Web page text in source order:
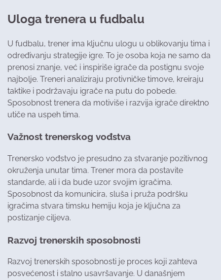
Uloga trenera u fudbalu
U fudbalu, trener ima ključnu ulogu u oblikovanju tima i
određivanju strategije igre. To je osoba koja ne samo da
prenosi znanje, već i inspiriše igrače da postignu svoje
najbolje. Treneri analiziraju protivničke timove, kreiraju
taktike i podržavaju igrače na putu do pobede.
Sposobnost trenera da motiviše i razvija igrače direktno
utiče na uspeh tima.
Važnost trenerskog vođstva
Trenersko vođstvo je presudno za stvaranje pozitivnog
okruženja unutar tima. Trener mora da postavite
standarde, ali i da bude uzor svojim igračima.
Sposobnost da komunicira, sluša i pruža podršku
igračima stvara timsku hemiju koja je ključna za
postizanje ciljeva.
Razvoj trenerskih sposobnosti
Razvoj trenerskih sposobnosti je proces koji zahteva
posvećenost i stalno usavršavanje. U današnjem